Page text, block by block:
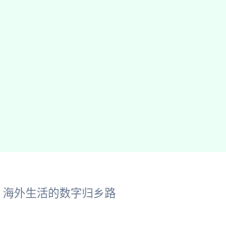
外生活的数字归乡路